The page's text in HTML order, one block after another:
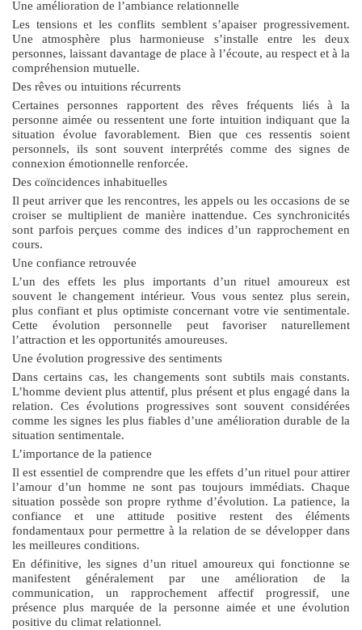
Une amélioration de l’ambiance relationnelle
Les tensions et les conflits semblent s’apaiser progressivement.
Une atmosphère plus harmonieuse s’installe entre les deux
personnes, laissant davantage de place à l’écoute, au respect et à la
compréhension mutuelle.
Des rêves ou intuitions récurrents
Certaines personnes rapportent des rêves fréquents liés à la
personne aimée ou ressentent une forte intuition indiquant que la
situation évolue favorablement. Bien que ces ressentis soient
personnels, ils sont souvent interprétés comme des signes de
connexion émotionnelle renforcée.
Des coïncidences inhabituelles
Il peut arriver que les rencontres, les appels ou les occasions de se
croiser se multiplient de manière inattendue. Ces synchronicités
sont parfois perçues comme des indices d’un rapprochement en
cours.
Une confiance retrouvée
L’un des effets les plus importants d’un rituel amoureux est
souvent le changement intérieur. Vous vous sentez plus serein,
plus confiant et plus optimiste concernant votre vie sentimentale.
Cette évolution personnelle peut favoriser naturellement
l’attraction et les opportunités amoureuses.
Une évolution progressive des sentiments
Dans certains cas, les changements sont subtils mais constants.
L’homme devient plus attentif, plus présent et plus engagé dans la
relation. Ces évolutions progressives sont souvent considérées
comme les signes les plus fiables d’une amélioration durable de la
situation sentimentale.
L’importance de la patience
Il est essentiel de comprendre que les effets d’unrituel pour attirer
l’amour d’un homme ne sont pas toujours immédiats. Chaque
situation possède son propre rythme d’évolution. La patience, la
confiance et une attitude positive restent des éléments
fondamentaux pour permettre à la relation de se développer dans
les meilleures conditions.
En définitive, les signes d’un rituel amoureux qui fonctionne se
manifestent généralement par une amélioration de la
communication, un rapprochement affectif progressif, une
présence plus marquée de la personne aimée et une évolution
positive du climat relationnel.